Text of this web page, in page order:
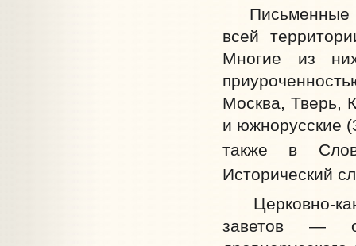
Письменные
всей
Многие из них
Москва, Тверь,
и южнорусские
также в
Исторический
Церковно-
заветов —